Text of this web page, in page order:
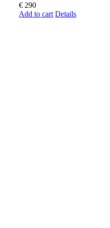
€ 290
Add to cart Details